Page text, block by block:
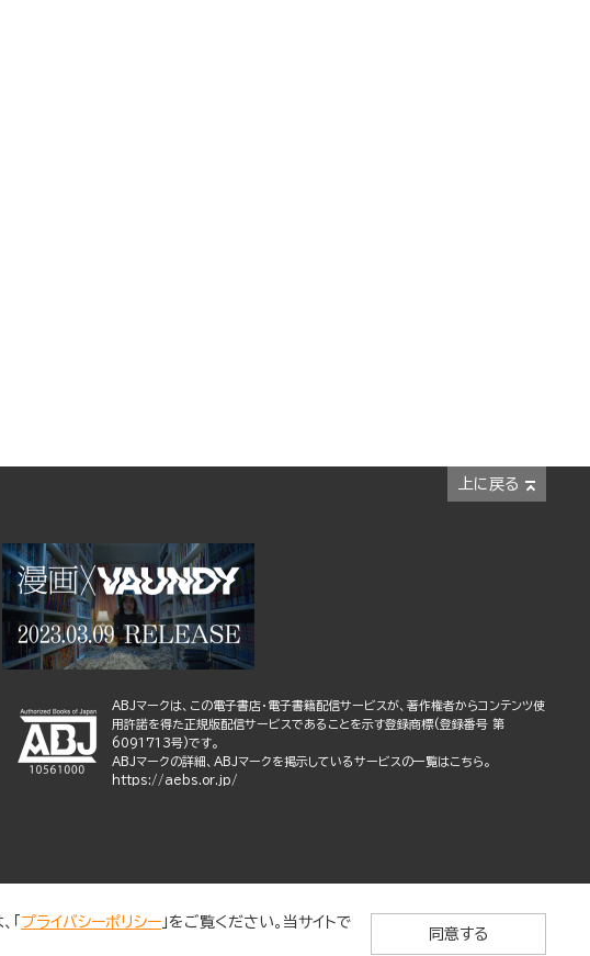
上に戻る
ABJマークは、この電子書店・電子書籍配信サービスが、著作権者からコンテンツ使
用許諾を得た正規版配信サービスであることを示す登録商標(登録番号 第
6091713号)です。
ABJマークの詳細、ABJマークを掲示しているサービスの一覧はこちら。
https://aebs.or.jp/
プライバシーポリシー 」をご覧ください。当サイトで
同意する